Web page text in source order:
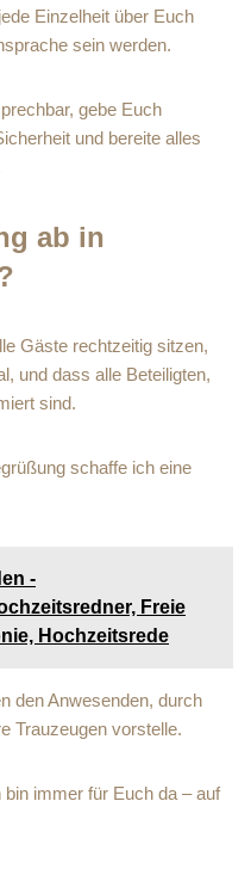
Einzelheit über Euch
sein werden.
gebe Euch
und bereite alles
ab in
Gäste rechtzeitig sitzen,
und dass alle Beteiligten,
sind.
schaffe ich eine
-
Freie
Hochzeitsrede
den Anwesenden, durch
Trauzeugen vorstelle.
immer für Euch da – auf